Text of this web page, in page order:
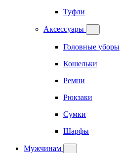
Туфли
Аксессуары
Головные уборы
Кошельки
Ремни
Рюкзаки
Сумки
Шарфы
Мужчинам